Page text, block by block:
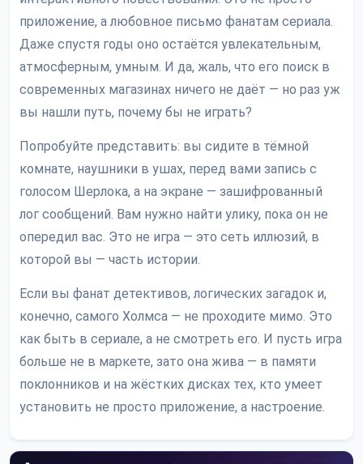
приложение, а любовное письмо фанатам сериала.
Даже спустя годы оно остаётся увлекательным,
атмосферным, умным. И да, жаль, что его поиск в
современных магазинах ничего не даёт — но раз уж
вы нашли путь, почему бы не играть?
Попробуйте представить: вы сидите в тёмной
комнате, наушники в ушах, перед вами запись с
голосом Шерлока, а на экране — зашифрованный
лог сообщений. Вам нужно найти улику, пока он не
опередил вас. Это не игра — это сеть иллюзий, в
которой вы — часть истории.
Если вы фанат детективов, логических загадок и,
конечно, самого Холмса — не проходите мимо. Это
как быть в сериале, а не смотреть его. И пусть игра
больше не в маркете, зато она жива — в памяти
поклонников и на жёстких дисках тех, кто умеет
установить не просто приложение, а настроение.